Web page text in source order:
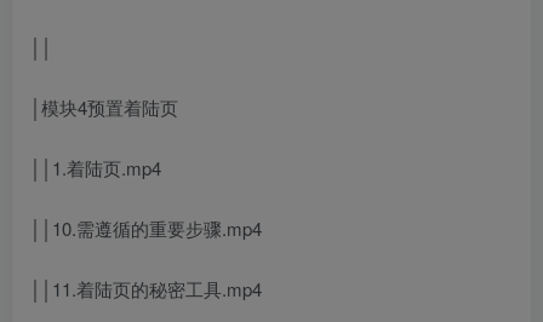
│模块4预置着陆页
││1.着陆页.mp4
││10.需遵循的重要步骤.mp4
││11.着陆页的秘密工具.mp4